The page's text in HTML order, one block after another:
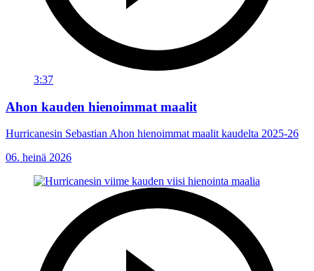
3:37
Ahon kauden hienoimmat maalit
Hurricanesin Sebastian Ahon hienoimmat maalit kaudelta 2025-26
06. heinä 2026